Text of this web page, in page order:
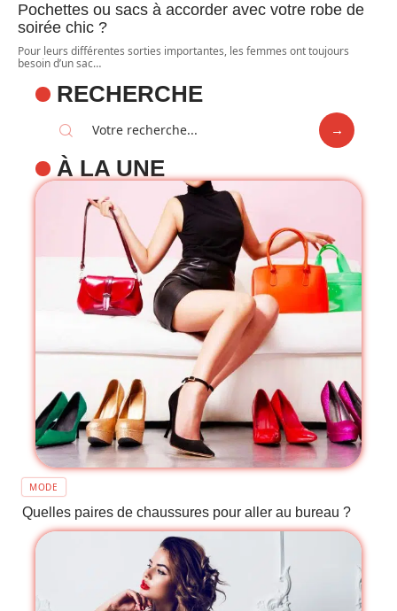
Pochettes ou sacs à accorder avec votre robe de
soirée chic ?
Pour leurs différentes sorties importantes, les femmes ont toujours
besoin d’un sac…
RECHERCHE
À LA UNE
MODE
Quelles paires de chaussures pour aller au bureau ?